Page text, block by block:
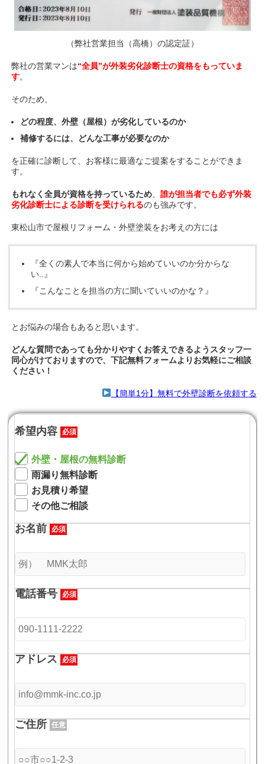
（弊社営業担当（高橋）の認定証）
弊社の営業マンは“全員”が外装劣化診断士の資格をもっていま
す。
そのため、
どの程度、外壁（屋根）が劣化しているのか
補修するには、どんな工事が必要なのか
を正確に診断して、お客様に最適なご提案をすることができま
す。
もれなく全員が資格を持っているため 、誰が担当者でも必ず外装
劣化診断士による診断を受けられるのも強みです。
東松山市で屋根リフォーム・外壁塗装をお考えの方には
『全くの素人で本当に何から始めていいのか分からな
い..』
『こんなことを担当の方に聞いていいのかな？』
とお悩みの場合もあると思います。
どんな質問であっても分かりやすくお答えできるようスタッフ一
同心がけておりますので、下記無料フォームよりお気軽にご相談
ください！
【簡単1分】無料で外壁診断を依頼する
希望内容 必須
外壁・屋根の無料診断
雨漏り無料診断
お見積り希望
その他ご相談
お名前 必須
電話番号 必須
アドレス 必須
ご住所 任意